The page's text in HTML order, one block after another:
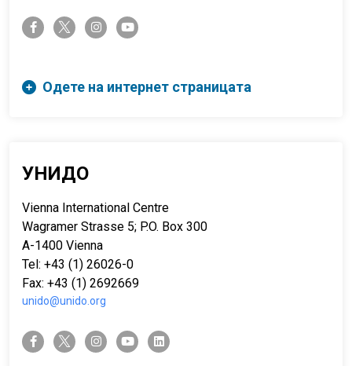
facebook-ftwitter-x instagramyoutube
Одете на интернет страницата
УНИДО
Vienna International Centre
Wagramer Strasse 5; P.O. Box 300
A-1400 Vienna
Tel: +43 (1) 26026-0
Fax: +43 (1) 2692669
unido@unido.org
facebook-ftwitter-x instagramyoutube linkedin